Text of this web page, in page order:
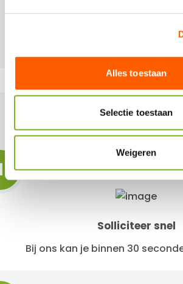
Alles toestaan
Selectie toestaan
Weigeren
BINNEN 3
NIEUWE
Solliciteer snel
Bij ons kan je binnen 30